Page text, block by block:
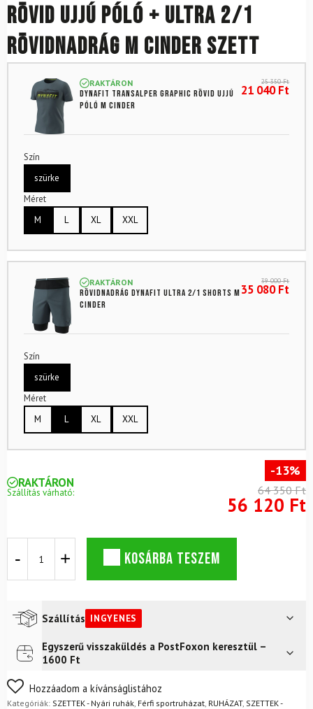
rövid ujjú póló + Ultra 2/1
rövidnadrág M Cinder szett
RAKTÁRON
DYNAFIT Transalper Graphic rövid ujjú
póló M Cinder
25 350Ft
21 040Ft
Szín
szürke
Méret
M
L XL XXL
RAKTÁRON
Rövidnadrág DYNAFIT Ultra 2/1 Shorts M
Cinder
39 000Ft
35 080Ft
Szín
szürke
Méret
M
L XL XXL
RAKTÁRON
Szállítás várható:
-13%
64 350 Ft
56 120 Ft
Transalper
póló
Ultra
2/1
M
Cinder
KOSÁRBA TESZEM
Szállítás INGYENES
Futár a címreIngyenes
FoxPost
Egyszerű visszaküldés a PostFoxon keresztül –
1600 Ft
Nem biztos a választásában? Semmi gond – a terméket
egyszerűen visszaküldheti 14 napon belül, indoklás nélkül.
Hozzáadom a kívánságlistához
Kategóriák: SZETTEK - Nyári ruhák, Férfi sportruházat, RUHÁZAT, SZETTEK -